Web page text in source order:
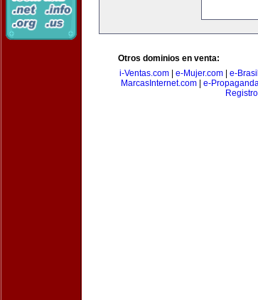
Otros dominios en venta:
i-Ventas.com
e-Mujer.com e-
MarcasInternet.com| e-